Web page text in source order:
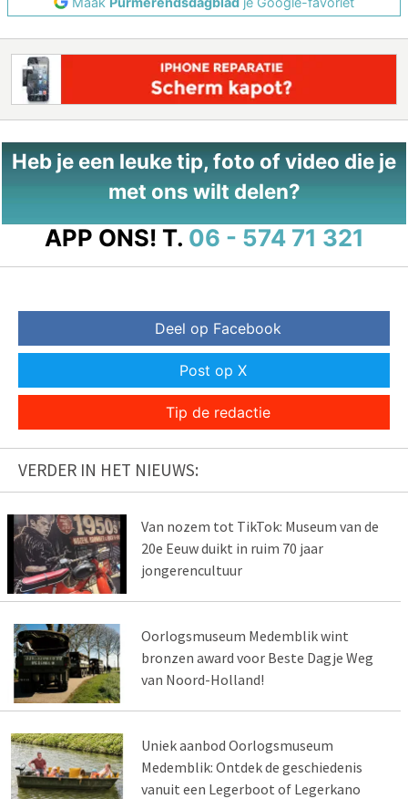
Heb je een leuke tip, foto of video die je
met ons wilt delen?
APP ONS! T. 06 - 574 71 321
Deel op Facebook
Post op X
Tip de redactie
VERDER IN HET NIEUWS:
Van nozem tot TikTok: Museum van de
20e Eeuw duikt in ruim 70 jaar
jongerencultuur
Oorlogsmuseum Medemblik wint
bronzen award voor Beste Dagje Weg
van Noord-Holland!
Uniek aanbod Oorlogsmuseum
Medemblik: Ontdek de geschiedenis
vanuit een Legerboot of Legerkano